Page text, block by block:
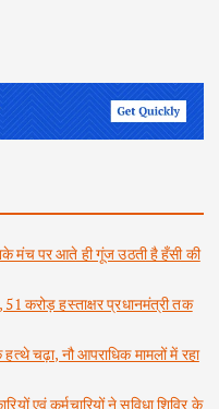
मंच पर आते ही गूंज उठती है हँसी की
51 करोड़ हस्ताक्षर प्रधानमंत्री तक
चढ़ा, नौ आपराधिक मामलों में रहा
एवं कर्मचारियों ने सुविधा शिविर के